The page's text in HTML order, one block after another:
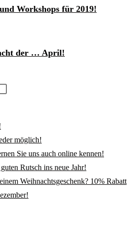
Workshops für 2019!
der … April!
the
search
panel.
möglich!
Sie uns auch online kennen!
Rutsch ins neue Jahr!
Weihnachtsgeschenk? 10% Rabatt